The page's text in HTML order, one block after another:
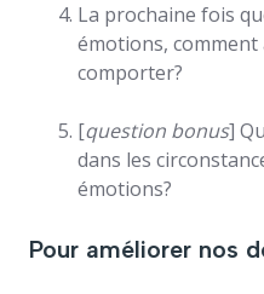
La prochaine fois
émotions, comment
comporter?
[question bonus]
dans les
émotions?
Pour améliorer nos